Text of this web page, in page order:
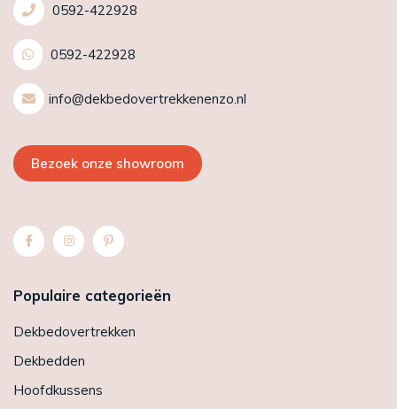
0592-422928
0592-422928
info@dekbedovertrekkenenzo.nl
Bezoek onze showroom
Populaire categorieën
Dekbedovertrekken
Dekbedden
Hoofdkussens